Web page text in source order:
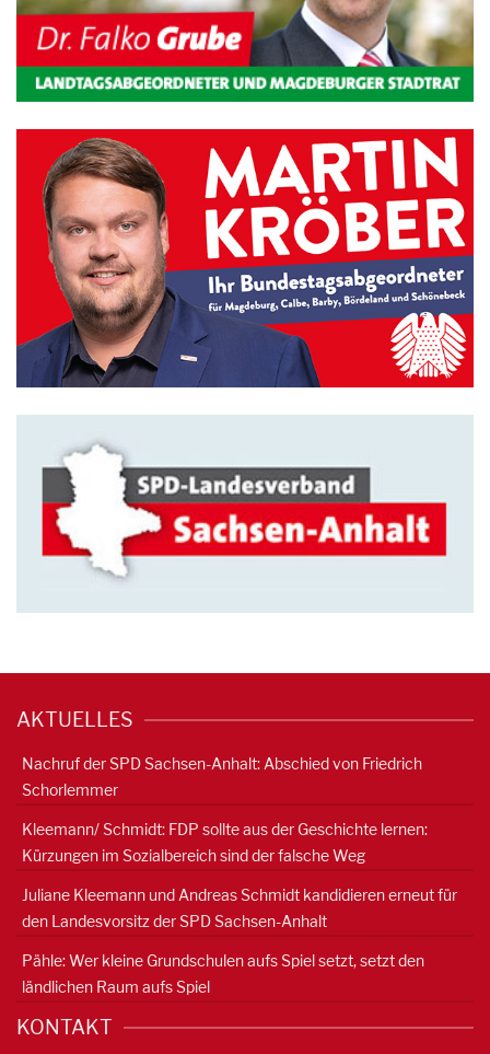
AKTUELLES
Nachruf der SPD Sachsen-Anhalt: Abschied von Friedrich
Schorlemmer
Kleemann/ Schmidt: FDP sollte aus der Geschichte lernen:
Kürzungen im Sozialbereich sind der falsche Weg
Juliane Kleemann und Andreas Schmidt kandidieren erneut für
den Landesvorsitz der SPD Sachsen-Anhalt
Pähle: Wer kleine Grundschulen aufs Spiel setzt, setzt den
ländlichen Raum aufs Spiel
KONTAKT